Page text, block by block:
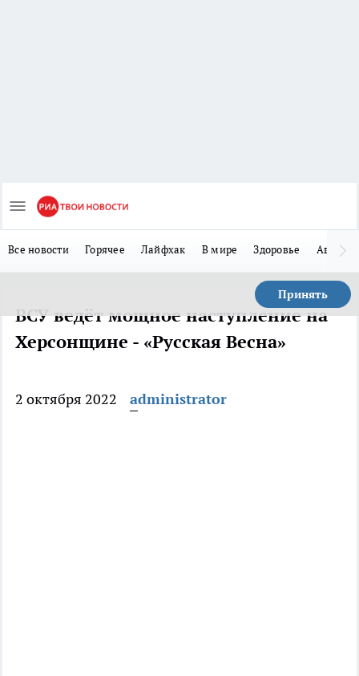
Все новости Горячее Лайфхак В мире Здоровье Авто
Принять
ВСУ ведёт мощное наступление на
Херсонщине - «Русская Весна»
2 октября 2022 administrator